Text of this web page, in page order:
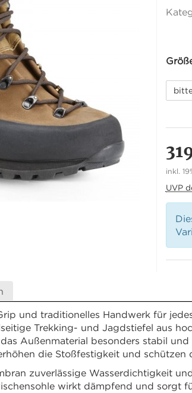
inkl.
UVP
und traditionelles Handwerk für
Trekking- und Jagdstiefel aus
Außenmaterial besonders stabil
die Stoßfestigkeit und schützen
zuverlässige Wasserdichtigkeit
wirkt dämpfend und sorgt